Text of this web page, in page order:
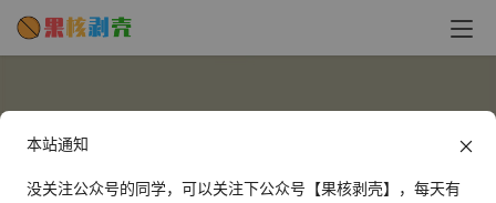
本站通知
没关注公众号的同学，可以关注下公众号【果核剥壳】，每天有